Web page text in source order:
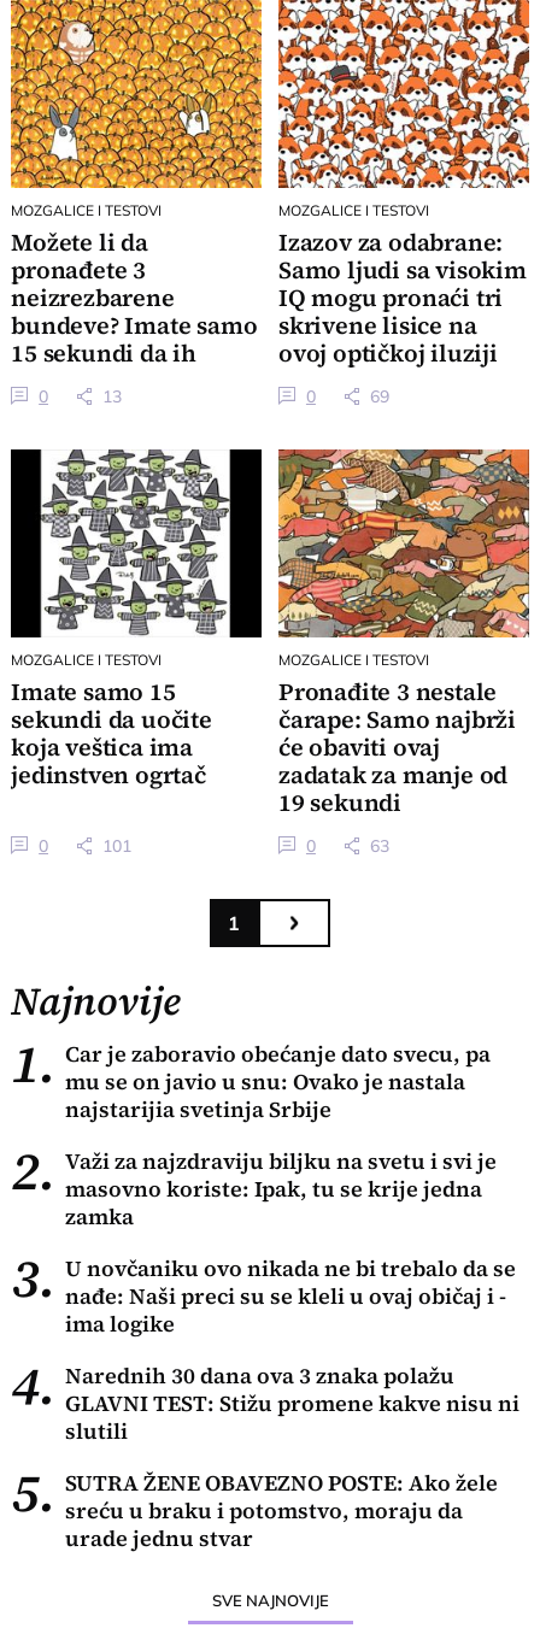
MOZGALICE I TESTOVI
Možete li da
pronađete 3
neizrezbarene
bundeve? Imate samo
15 sekundi da ih
uočite i nije nimalo
lako
0 13
MOZGALICE I TESTOVI
Izazov za odabrane:
Samo ljudi sa visokim
IQ mogu pronaći tri
skrivene lisice na
ovoj optičkoj iluziji
0 69
MOZGALICE I TESTOVI
Imate samo 15
sekundi da uočite
koja veštica ima
jedinstven ogrtač
0 101
MOZGALICE I TESTOVI
Pronađite 3 nestale
čarape: Samo najbrži
će obaviti ovaj
zadatak za manje od
19 sekundi
0 63
1
Najnovije
1. Car je zaboravio obećanje dato svecu, pa
mu se on javio u snu: Ovako je nastala
najstarijia svetinja Srbije
2. Važi za najzdraviju biljku na svetu i svi je
masovno koriste: Ipak, tu se krije jedna
zamka
3. U novčaniku ovo nikada ne bi trebalo da se
nađe: Naši preci su se kleli u ovaj običaj i -
ima logike
4. Narednih 30 dana ova 3 znaka polažu
GLAVNI TEST: Stižu promene kakve nisu ni
slutili
5. SUTRA ŽENE OBAVEZNO POSTE: Ako žele
sreću u braku i potomstvo, moraju da
urade jednu stvar
SVE NAJNOVIJE